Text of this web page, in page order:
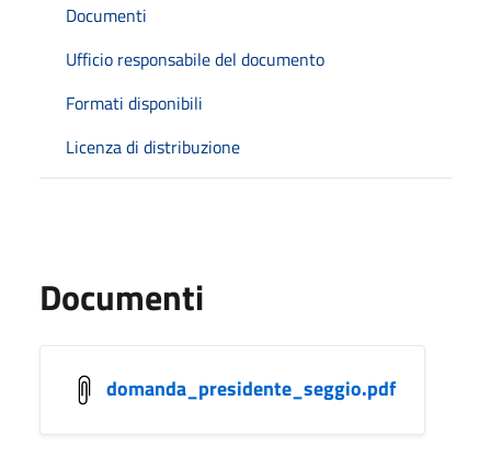
Documenti
Ufficio responsabile del documento
Formati disponibili
Licenza di distribuzione
Documenti
domanda_presidente_seggio.pdf